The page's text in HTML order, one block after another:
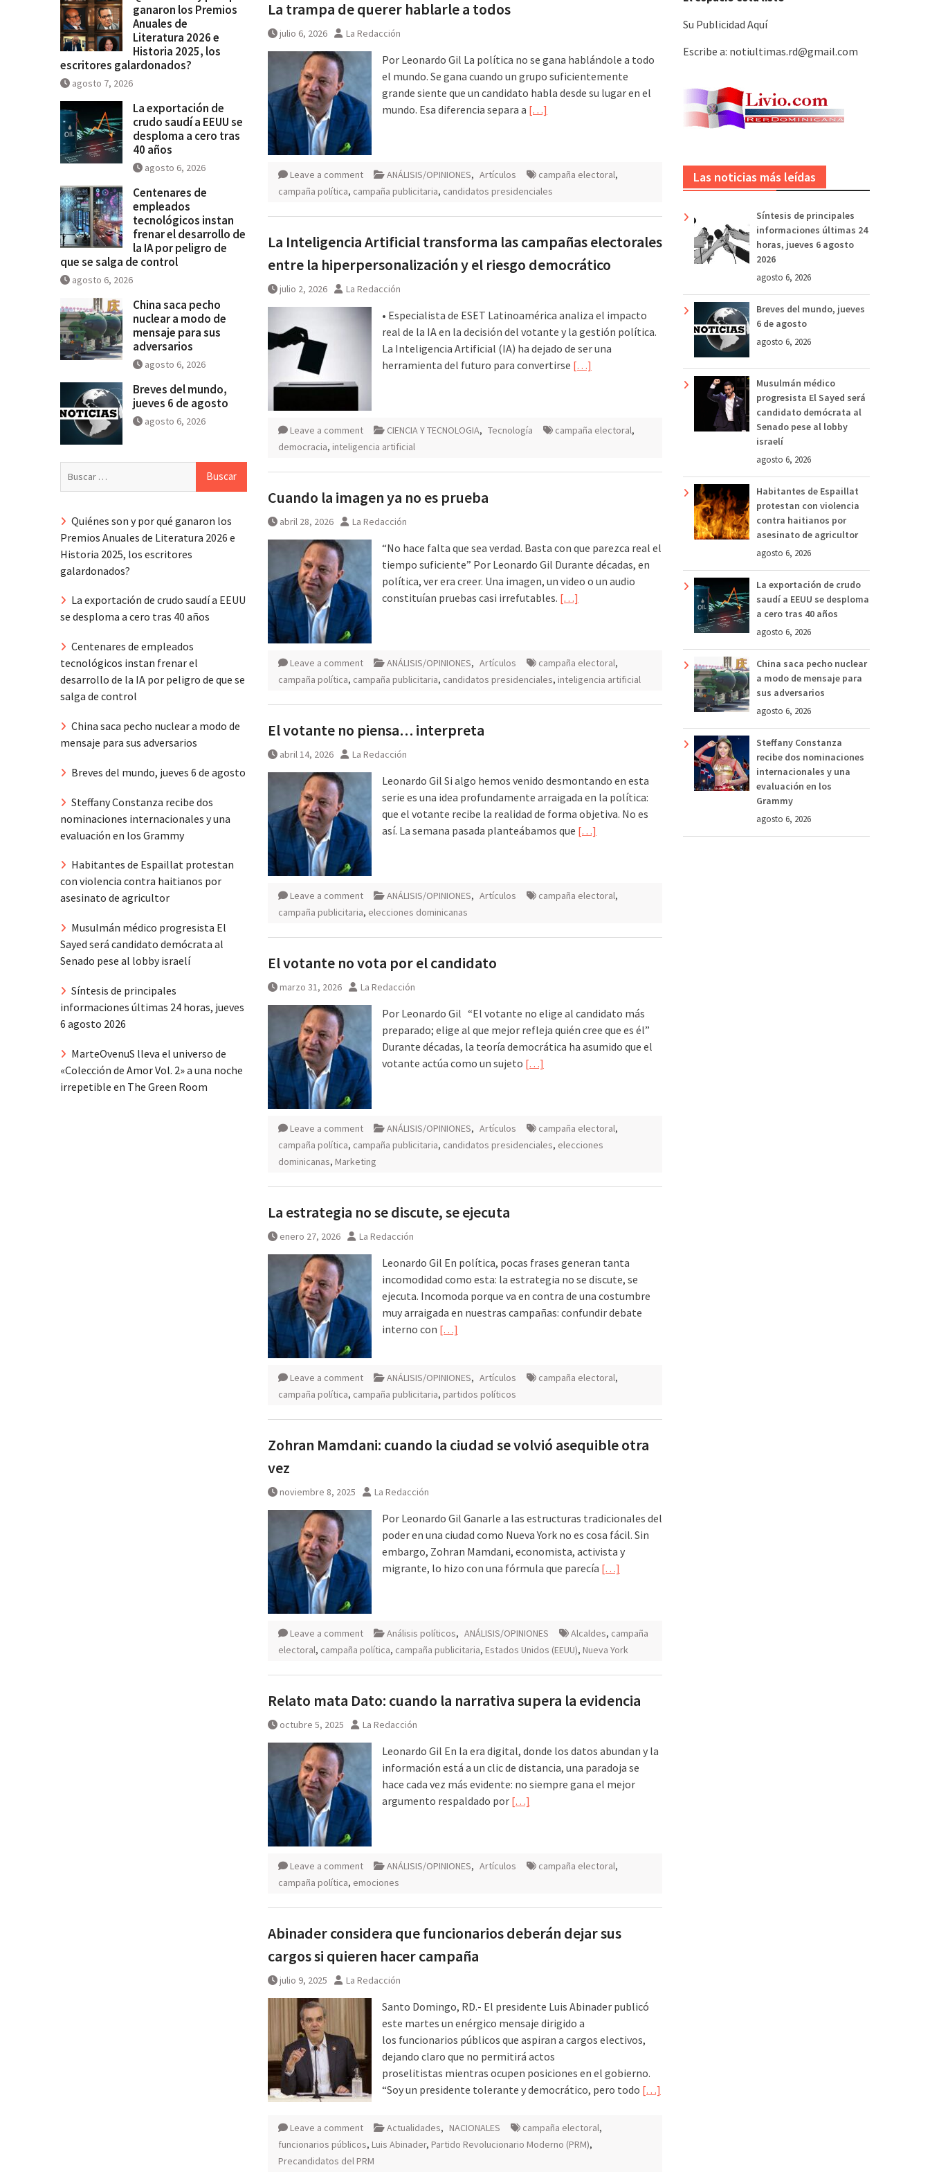
Historia 2025, los escritores
galardonados?
La trampa de querer hablarle a todos
julio 6, 2026 La Redacción
Por Leonardo Gil La política no se gana hablándole a todo
el mundo. Se gana cuando un grupo suficientemente
grande siente que un candidato habla desde su lugar en el
mundo. Esa diferencia separa a […]
Leave a comment ANÁLISIS/OPINIONES, Artículos campaña electoral,
campaña política, campaña publicitaria, candidatos presidenciales
La Inteligencia Artificial transforma las campañas electorales
entre la hiperpersonalización y el riesgo democrático
julio 2, 2026 La Redacción
• Especialista de ESET Latinoamérica analiza el impacto
real de la IA en la decisión del votante y la gestión política.
La Inteligencia Artificial (IA) ha dejado de ser una
herramienta del futuro para convertirse […]
Leave a comment CIENCIA Y TECNOLOGIA, Tecnología campaña electoral,
democracia, inteligencia artificial
Cuando la imagen ya no es prueba
abril 28, 2026 La Redacción
“No hace falta que sea verdad. Basta con que parezca real el
tiempo suficiente” Por Leonardo Gil Durante décadas, en
política, ver era creer. Una imagen, un video o un audio
constituían pruebas casi irrefutables. […]
Leave a comment ANÁLISIS/OPINIONES, Artículos campaña electoral,
campaña política, campaña publicitaria, candidatos presidenciales, inteligencia artificial
El votante no piensa… interpreta
abril 14, 2026 La Redacción
Leonardo Gil Si algo hemos venido desmontando en esta
serie es una idea profundamente arraigada en la política:
que el votante recibe la realidad de forma objetiva. No es
así. La semana pasada planteábamos que […]
Leave a comment ANÁLISIS/OPINIONES, Artículos campaña electoral,
campaña publicitaria, elecciones dominicanas
El votante no vota por el candidato
marzo 31, 2026 La Redacción
Por Leonardo Gil “El votante no elige al candidato más
preparado; elige al que mejor refleja quién cree que es él”
Durante décadas, la teoría democrática ha asumido que el
votante actúa como un sujeto […]
Leave a comment ANÁLISIS/OPINIONES, Artículos campaña electoral,
campaña política, campaña publicitaria, candidatos presidenciales, elecciones
dominicanas, Marketing
La estrategia no se discute, se ejecuta
enero 27, 2026 La Redacción
Leonardo Gil En política, pocas frases generan tanta
incomodidad como esta: la estrategia no se discute, se
ejecuta. Incomoda porque va en contra de una costumbre
muy arraigada en nuestras campañas: confundir debate
interno con […]
Leave a comment ANÁLISIS/OPINIONES, Artículos campaña electoral,
campaña política, campaña publicitaria, partidos políticos
Zohran Mamdani: cuando la ciudad se volvió asequible otra
vez
noviembre 8, 2025 La Redacción
Por Leonardo Gil Ganarle a las estructuras tradicionales del
poder en una ciudad como Nueva York no es cosa fácil. Sin
embargo, Zohran Mamdani, economista, activista y
migrante, lo hizo con una fórmula que parecía […]
Leave a comment Análisis políticos, ANÁLISIS/OPINIONES Alcaldes, campaña
electoral, campaña política, campaña publicitaria, Estados Unidos (EEUU), Nueva York
Relato mata Dato: cuando la narrativa supera la evidencia
octubre 5, 2025 La Redacción
Leonardo Gil En la era digital, donde los datos abundan y la
información está a un clic de distancia, una paradoja se
hace cada vez más evidente: no siempre gana el mejor
argumento respaldado por […]
Leave a comment ANÁLISIS/OPINIONES, Artículos campaña electoral,
campaña política, emociones
Abinader considera que funcionarios deberán dejar sus
cargos si quieren hacer campaña
julio 9, 2025 La Redacción
Santo Domingo, RD.- El presidente Luis Abinader publicó
este martes un enérgico mensaje dirigido a
los funcionarios públicos que aspiran a cargos electivos,
dejando claro que no permitirá actos
proselitistas mientras ocupen posiciones en el gobierno.
“Soy un presidente tolerante y democrático, pero todo […]
Leave a comment Actualidades, NACIONALES campaña electoral,
funcionarios públicos, Luis Abinader, Partido Revolucionario Moderno (PRM),
Precandidatos del PRM
Su Publicidad Aquí
Escribe a: notiultimas.rd@gmail.com
Las noticias más leídas
Síntesis de principales
informaciones últimas 24
horas, jueves 6 agosto
2026
agosto 6, 2026
Breves del mundo, jueves
6 de agosto
agosto 6, 2026
Musulmán médico
progresista El Sayed será
candidato demócrata al
Senado pese al lobby
israelí
agosto 6, 2026
Habitantes de Espaillat
protestan con violencia
contra haitianos por
asesinato de agricultor
agosto 6, 2026
La exportación de crudo
saudí a EEUU se desploma
a cero tras 40 años
agosto 6, 2026
China saca pecho nuclear
a modo de mensaje para
sus adversarios
agosto 6, 2026
Steffany Constanza
recibe dos nominaciones
internacionales y una
evaluación en los
Grammy
agosto 6, 2026
ganaron los Premios
Anuales de
Literatura 2026 e
Historia 2025, los
escritores galardonados?
agosto 7, 2026
La exportación de
crudo saudí a EEUU se
desploma a cero tras
40 años
agosto 6, 2026
Centenares de
empleados
tecnológicos instan
frenar el desarrollo de
la IA por peligro de
que se salga de control
agosto 6, 2026
China saca pecho
nuclear a modo de
mensaje para sus
adversarios
agosto 6, 2026
Breves del mundo,
jueves 6 de agosto
agosto 6, 2026
Quiénes son y por qué ganaron los
Premios Anuales de Literatura 2026 e
Historia 2025, los escritores
galardonados?
La exportación de crudo saudí a EEUU
se desploma a cero tras 40 años
Centenares de empleados
tecnológicos instan frenar el
desarrollo de la IA por peligro de que se
salga de control
China saca pecho nuclear a modo de
mensaje para sus adversarios
Breves del mundo, jueves 6 de agosto
Steffany Constanza recibe dos
nominaciones internacionales y una
evaluación en los Grammy
Habitantes de Espaillat protestan
con violencia contra haitianos por
asesinato de agricultor
Musulmán médico progresista El
Sayed será candidato demócrata al
Senado pese al lobby israelí
Síntesis de principales
informaciones últimas 24 horas, jueves
6 agosto 2026
MarteOvenuS lleva el universo de
«Colección de Amor Vol. 2» a una noche
irrepetible en The Green Room